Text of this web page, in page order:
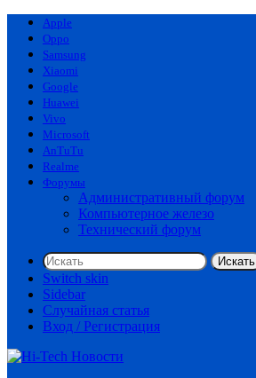
Apple
Oppo
Samsung
Xiaomi
Google
Huawei
Vivo
Microsoft
AnTuTu
Realme
Форумы
Административный форум
Компьютерное железо
Технический форум
Искать
Switch skin
Sidebar
Случайная статья
Вход / Регистрация